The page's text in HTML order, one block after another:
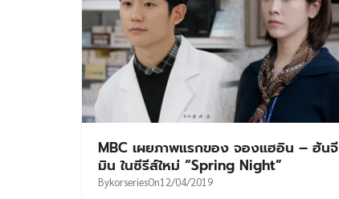
MBC เผยภาพแรกของ จองแฮอิน – ฮันจี
มิน ในซีรีส์ใหม่ “Spring Night”
BykorseriesOn12/04/2019